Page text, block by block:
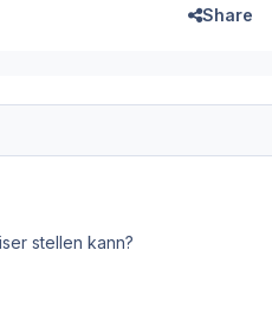
Share
stellen kann?